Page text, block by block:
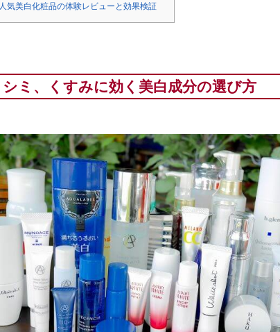
人気美白化粧品の体験レビューと効果検証
シミ、くすみに効く美白成分の選び方